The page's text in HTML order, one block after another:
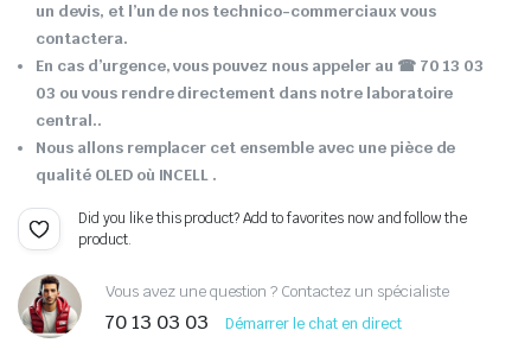
un devis, et l’un de nos technico-commerciaux vous
contactera.
En cas d’urgence, vous pouvez nous appeler au ☎ 70 13 03
03 ou vous rendre directement dans notre laboratoire
central..
Nous allons remplacer cet ensemble avec une pièce de
qualité OLED où INCELL .
Did you like this product? Add to favorites now and follow the
product.
Vous avez une question ? Contactez un spécialiste
70 13 03 03 Démarrer le chat en direct